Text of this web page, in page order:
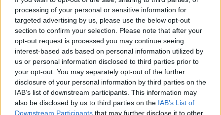
processing of your personal or sensitive information for
targeted advertising by us, please use the below opt-out
section to confirm your selection. Please note that after your
opt-out request is processed you may continue seeing
interest-based ads based on personal information utilized by
us or personal information disclosed to third parties prior to
your opt-out. You may separately opt-out of the further
disclosure of your personal information by third parties on the
IAB’s list of downstream participants. This information may
also be disclosed by us to third parties on the IAB’s List of
Downstream Participants that may further disclose it to other
N
I G R
A
N
E I
N
N
E D
Dieses Auto wurde in __ produziert:
S
E R
E
Übliche Abkürzung für eine beliebte Basis-Diät: